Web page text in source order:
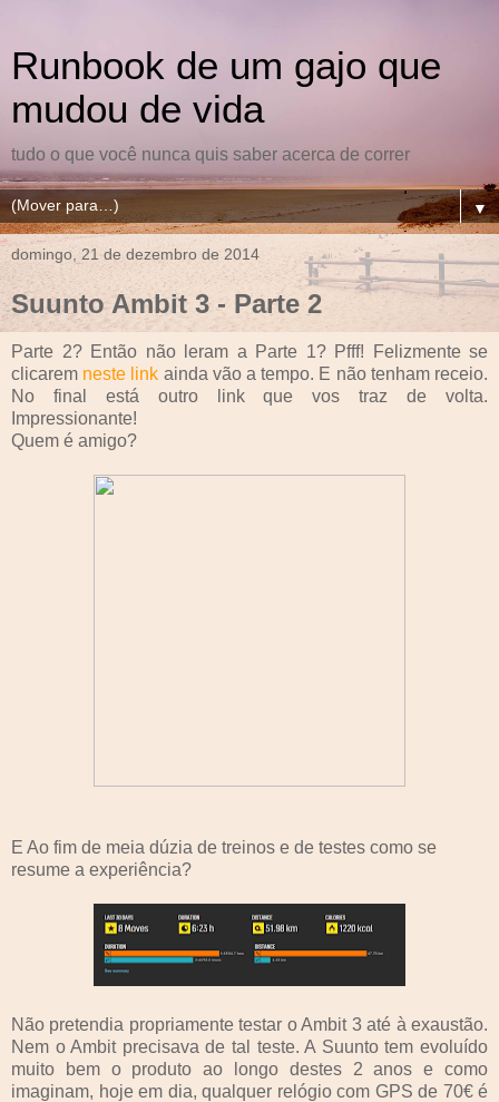
Runbook de um gajo que
mudou de vida
tudo o que você nunca quis saber acerca de correr
▼
domingo, 21 de dezembro de 2014
Suunto Ambit 3 - Parte 2
Parte 2? Então não leram a Parte 1? Pfff! Felizmente se
clicarem neste link ainda vão a tempo. E não tenham receio.
No final está outro link que vos traz de volta.
Impressionante!
Quem é amigo?
E Ao fim de meia dúzia de treinos e de testes como se
resume a experiência?
Não pretendia propriamente testar o Ambit 3 até à exaustão.
Nem o Ambit precisava de tal teste. A Suunto tem evoluído
muito bem o produto ao longo destes 2 anos e como
imaginam, hoje em dia, qualquer relógio com GPS de 70€ é